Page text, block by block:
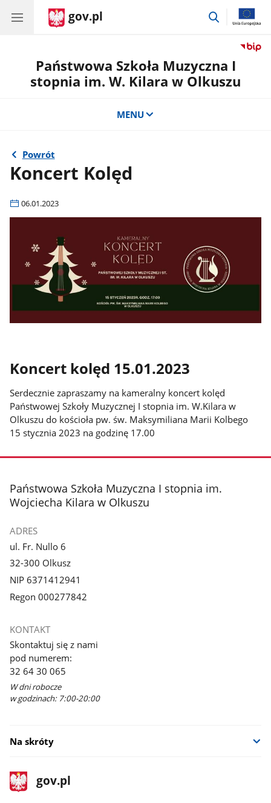
gov.pl
przejdź
Państwowa Szkoła Muzyczna I
stopnia im. W. Kilara w Olkuszu
MENU
Powrót
Koncert Kolęd
06.01.2023
Koncert kolęd 15.01.2023
Serdecznie zapraszamy na kameralny koncert kolęd
Państwowej Szkoły Muzycznej I stopnia im. W.Kilara w
Olkuszu do kościoła pw. św. Maksymiliana Marii Kolbego
15 stycznia 2023 na godzinę 17.00
stopka
Państwowa Szkoła Muzyczna I stopnia im.
Wojciecha Kilara w Olkuszu
ADRES
ul. Fr. Nullo 6
32-300 Olkusz
NIP 6371412941
Regon 000277842
KONTAKT
Skontaktuj się z nami
pod numerem:
32 64 30 065
W dni robocze
w godzinach: 7:00-20:00
Na skróty
stopka
gov.pl
Strona
gov.pl